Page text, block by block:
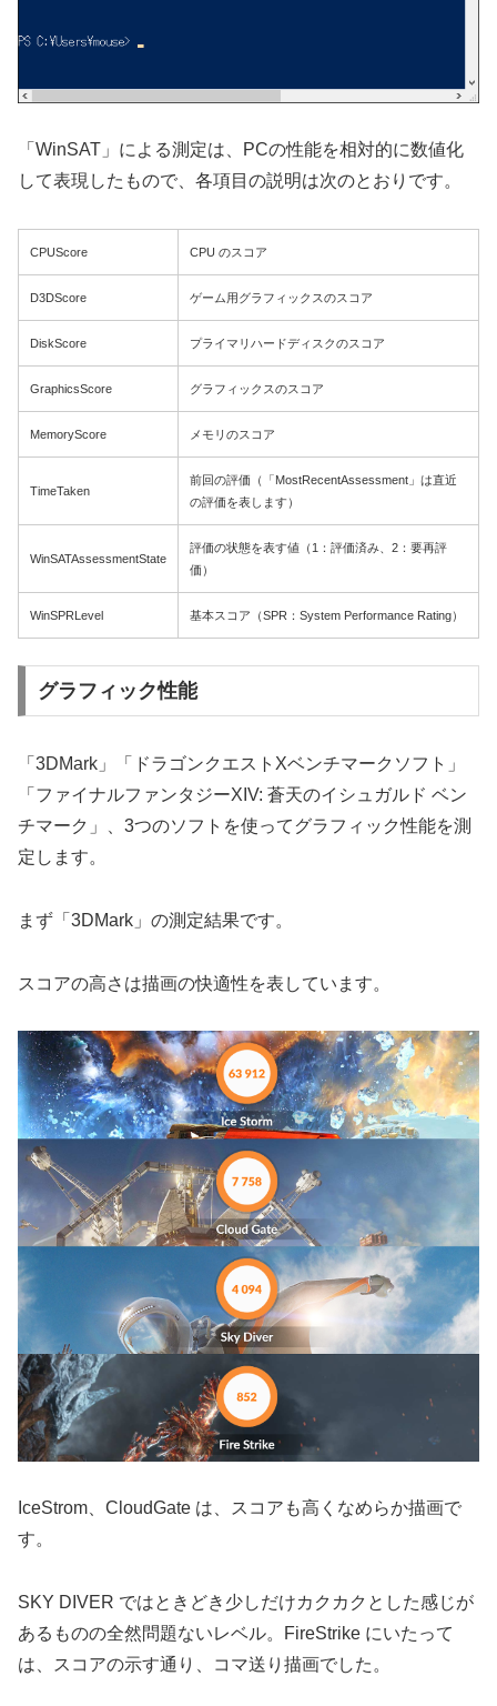
「WinSAT」による測定は、PCの性能を相対的に数値化
して表現したもので、各項目の説明は次のとおりです。
CPUScore CPU のスコア
D3DScore ゲーム用グラフィックスのスコア
DiskScore プライマリハードディスクのスコア
GraphicsScore グラフィックスのスコア
MemoryScore メモリのスコア
TimeTaken
前回の評価（「MostRecentAssessment」は直近
の評価を表します）
WinSATAssessmentState
評価の状態を表す値（1：評価済み、2：要再評
価）
WinSPRLevel 基本スコア（SPR：System Performance Rating）
グラフィック性能
「3DMark」「ドラゴンクエストXベンチマークソフト」
「ファイナルファンタジーXIV: 蒼天のイシュガルド ベン
チマーク」、3つのソフトを使ってグラフィック性能を測
定します。
まず「3DMark」の測定結果です。
スコアの高さは描画の快適性を表しています。
IceStrom、CloudGate は、スコアも高くなめらか描画で
す。
SKY DIVER ではときどき少しだけカクカクとした感じが
あるものの全然問題ないレベル。FireStrike にいたって
は、スコアの示す通り、コマ送り描画でした。